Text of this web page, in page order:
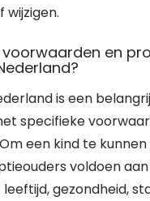
wijzigen.
en
is een
specifieke
een kind te
voldoen
gezondheid,